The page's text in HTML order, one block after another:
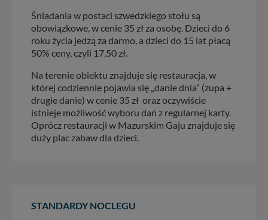
Śniadania w postaci szwedzkiego stołu są
obowiązkowe, w cenie 35 zł za osobę. Dzieci do 6
roku życia jedzą za darmo, a dzieci do 15 lat płacą
50% ceny, czyli 17,50 zł.
Na terenie obiektu znajduje się restauracja, w
której codziennie pojawia się „danie dnia” (zupa +
drugie danie) w cenie 35 zł oraz oczywiście
istnieje możliwość wyboru dań z regularnej karty.
Oprócz restauracji w Mazurskim Gaju znajduje się
duży plac zabaw dla dzieci.
STANDARDY NOCLEGU